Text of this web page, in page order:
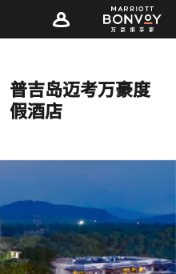
普吉岛迈考万豪度
假酒店